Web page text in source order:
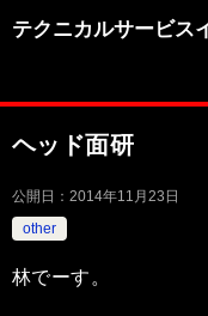
テクニカルサービス
ヘッド面研
公開日： 2014年11月23日
other
林でーす。